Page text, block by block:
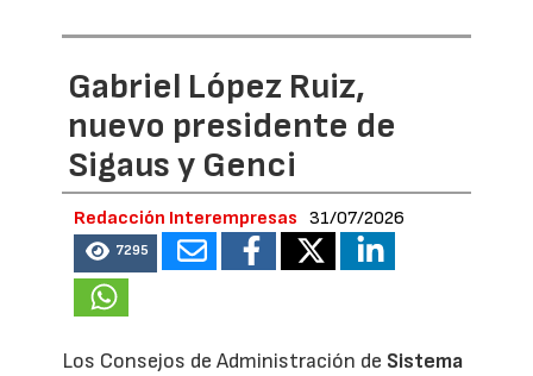
Gabriel López Ruiz,
nuevo presidente de
Sigaus y Genci
Redacción Interempresas 31/07/2026
7295
Los Consejos de Administración de Sistema